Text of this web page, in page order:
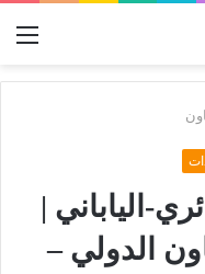
الياباني |
الدولي –